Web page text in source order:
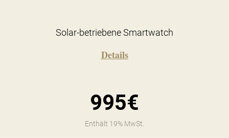
Solar-betriebene Smartwatch
Details
995€
Enthält 19% MwSt.